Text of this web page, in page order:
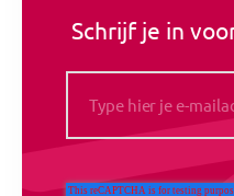
Schrijf je in